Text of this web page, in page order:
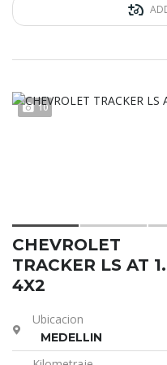
10
CHEVROLET
TRACKER LS AT
4X2
Ubicacion
MEDELLIN